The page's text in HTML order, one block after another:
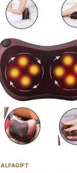
ALFAGİFT